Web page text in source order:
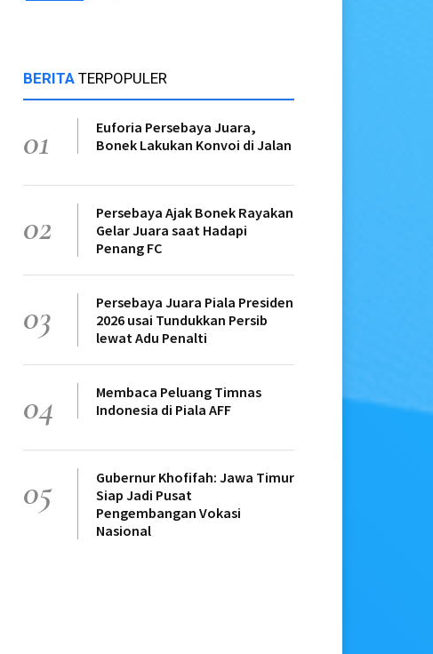
BERITA TERPOPULER
01
Euforia Persebaya Juara,
Bonek Lakukan Konvoi di Jalan
02
Persebaya Ajak Bonek Rayakan
Gelar Juara saat Hadapi
Penang FC
03
Persebaya Juara Piala Presiden
2026 usai Tundukkan Persib
lewat Adu Penalti
04
Membaca Peluang Timnas
Indonesia di Piala AFF
05
Gubernur Khofifah: Jawa Timur
Siap Jadi Pusat
Pengembangan Vokasi
Nasional